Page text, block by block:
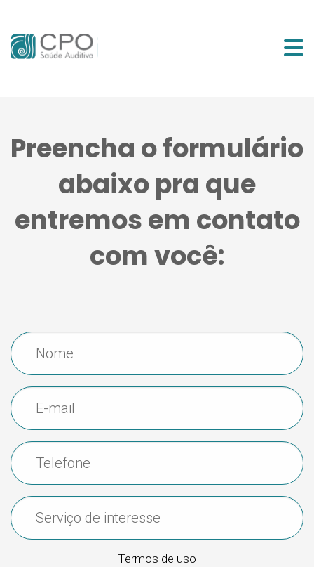
Equipe
Vídeos
Preencha o formulário
abaixo pra que
entremos em contato
com você:
Termos de uso